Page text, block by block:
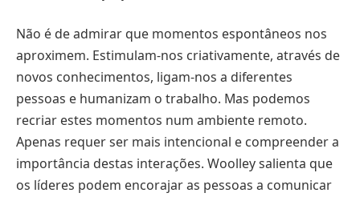
Não é de admirar que momentos espontâneos nos
aproximem. Estimulam-nos criativamente, através de
novos conhecimentos, ligam-nos a diferentes
pessoas e humanizam o trabalho. Mas podemos
recriar estes momentos num ambiente remoto.
Apenas requer ser mais intencional e compreender a
importância destas interações. Woolley salienta que
os líderes podem encorajar as pessoas a comunicar